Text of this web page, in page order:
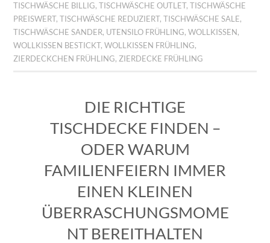
TISCHWÄSCHE BILLIG,TISCHWÄSCHE OUTLET,TISCHWÄSCHE
PREISWERT,TISCHWÄSCHE REDUZIERT,TISCHWÄSCHE SALE,
TISCHWÄSCHE SANDER, UTENSILO FRÜHLING,WOLLKISSEN ,
WOLLKISSEN BESTICKT,WOLLKISSEN FRÜHLING,
ZIERDECKCHEN FRÜHLING, ZIERDECKE FRÜHLING
DIE RICHTIGE
TISCHDECKE FINDEN –
ODER WARUM
FAMILIENFEIERN IMMER
EINEN KLEINEN
ÜBERRASCHUNGSMOME
NT BEREITHALTEN